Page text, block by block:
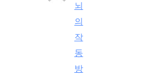
뇌
의
작
동
방